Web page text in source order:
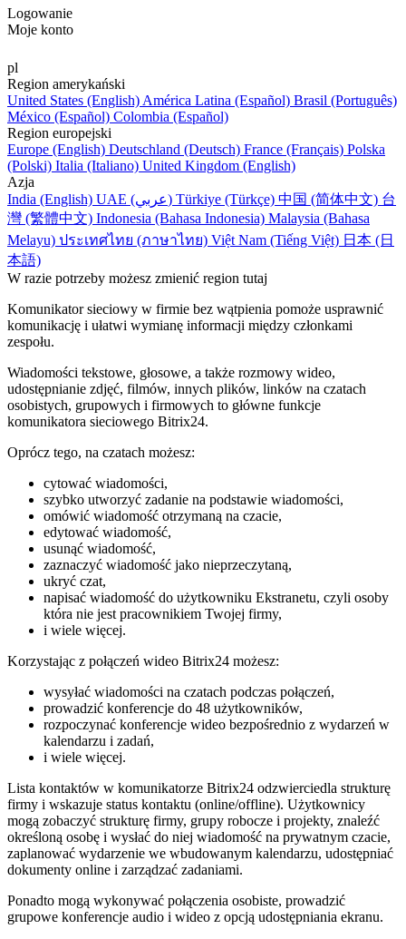
Logowanie
Moje konto
pl
Region amerykański
United States (English) América Latina (Español) Brasil (Português)
México (Español) Colombia (Español)
Region europejski
Europe (English) Deutschland (Deutsch) France (Français) Polska
(Polski) Italia (Italiano) United Kingdom (English)
Azja
India (English)
UAE (عربي) Türkiye (Türkçe) 中国 (简体中文) 台
灣 (繁體中文) Indonesia (Bahasa Indonesia) Malaysia (Bahasa
Melayu) ประเทศไทย (ภาษาไทย) Việt Nam (Tiếng Việt) 日本 (日
本語)
W razie potrzeby możesz zmienić region tutaj
Komunikator sieciowy w firmie bez wątpienia pomoże usprawnić
komunikację i ułatwi wymianę informacji między członkami
zespołu.
Wiadomości tekstowe, głosowe, a także rozmowy wideo,
udostępnianie zdjęć, filmów, innych plików, linków na czatach
osobistych, grupowych i firmowych to główne funkcje
komunikatora sieciowego Bitrix24.
Oprócz tego, na czatach możesz:
cytować wiadomości,
szybko utworzyć zadanie na podstawie wiadomości,
omówić wiadomość otrzymaną na czacie,
edytować wiadomość,
usunąć wiadomość,
zaznaczyć wiadomość jako nieprzeczytaną,
ukryć czat,
napisać wiadomość do użytkowniku Ekstranetu, czyli osoby
która nie jest pracownikiem Twojej firmy,
i wiele więcej.
Korzystając z połączeń wideo Bitrix24 możesz:
wysyłać wiadomości na czatach podczas połączeń,
prowadzić konferencje do 48 użytkowników,
rozpoczynać konferencje wideo bezpośrednio z wydarzeń w
kalendarzu i zadań,
i wiele więcej.
Lista kontaktów w komunikatorze Bitrix24 odzwierciedla strukturę
firmy i wskazuje status kontaktu (online/offline). Użytkownicy
mogą zobaczyć strukturę firmy, grupy robocze i projekty, znaleźć
określoną osobę i wysłać do niej wiadomość na prywatnym czacie,
zaplanować wydarzenie we wbudowanym kalendarzu, udostępniać
dokumenty online i zarządzać zadaniami.
Ponadto mogą wykonywać połączenia osobiste, prowadzić
grupowe konferencje audio i wideo z opcją udostępniania ekranu.